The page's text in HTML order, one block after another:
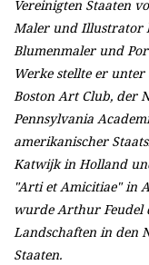
Vereinigten Staaten
Maler und Illustrator
Blumenmaler und
Werke stellte er
Boston Art Club, der
Pennsylvania
amerikanischer
Katwijk in Holland
"Arti et Amicitiae" in
wurde Arthur Feudel
Landschaften in den
Staaten.